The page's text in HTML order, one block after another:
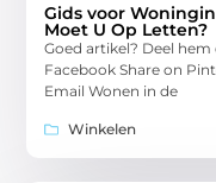
Gids voor
Moet U Op Letten?
Goed artikel? Deel hem
Facebook Share on
Email Wonen in de
Winkelen